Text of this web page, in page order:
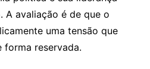
A avaliação é de que o
uma tensão que
forma reservada.